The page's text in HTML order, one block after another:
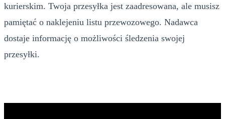
kurierskim. Twoja przesyłka jest zaadresowana, ale musisz
pamiętać o naklejeniu listu przewozowego. Nadawca
dostaje informację o możliwości śledzenia swojej
przesyłki.